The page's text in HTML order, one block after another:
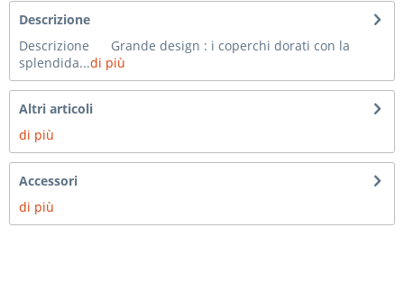
Descrizione
Descrizione Grande design : i coperchi dorati con la
splendida...di più
Altri articoli
di più
Accessori
di più